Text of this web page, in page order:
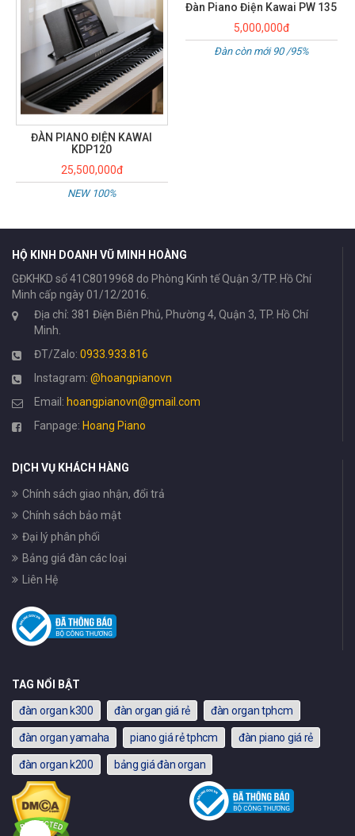
Đàn Piano Điện Kawai PW 135
5,000,000đ
Đàn còn mới 90 /95%
Piano điện Kawai CA15
15,000,000đ
LIKE NEW 98%
HỘ KINH DOANH VŨ MINH HOÀNG
GĐKHKD số 41C8019968 do Phòng Kinh tế Quận 3/TP. Hồ Chí
Minh cấp ngày 01/12/2016.
Địa chỉ: 381 Điện Biên Phủ, Phường 4, Quận 3, TP. Hồ Chí
Minh.
ĐT/Zalo: 0933.933.816
Instagram: @hoangpianovn
Email: hoangpianovn@gmail.com
Fanpage: Hoang Piano
DỊCH VỤ KHÁCH HÀNG
Chính sách giao nhận, đổi trả
Chính sách bảo mật
Đại lý phân phối
Bảng giá đàn các loại
Liên Hệ
TAG NỔI BẬT
đàn organ k300 đàn organ giá rẻ đàn organ tphcm
đàn organ yamaha piano giá rẻ tphcm đàn piano giá rẻ
đàn organ k200 bảng giá đàn organ